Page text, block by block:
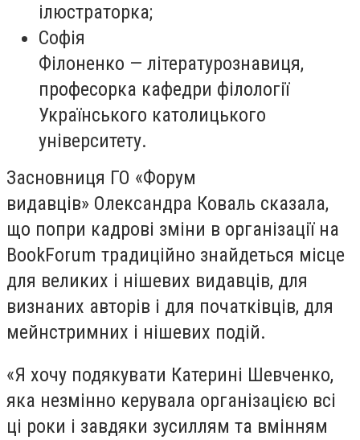
ілюстраторка;
Софія
Філоненко — літературознавиця,
професорка кафедри філології
Українського католицького
університету.
Засновниця ГО «Форум
видавців» Олександра Коваль сказала,
що попри кадрові зміни в організації на
BookForum традиційно знайдеться місце
для великих і нішевих видавців, для
визнаних авторів і для початківців, для
мейнстримних і нішевих подій.
«Я хочу подякувати Катерині Шевченко,
яка незмінно керувала організацією всі
ці роки і завдяки зусиллям та вмінням